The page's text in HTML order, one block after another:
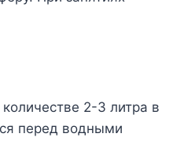
2-3 литра в
перед водными